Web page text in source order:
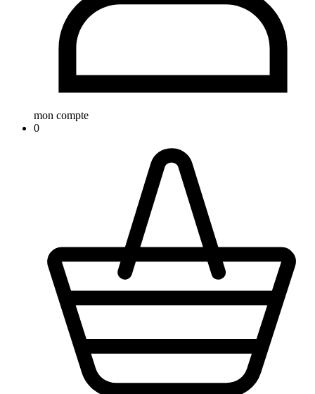
mon compte
0